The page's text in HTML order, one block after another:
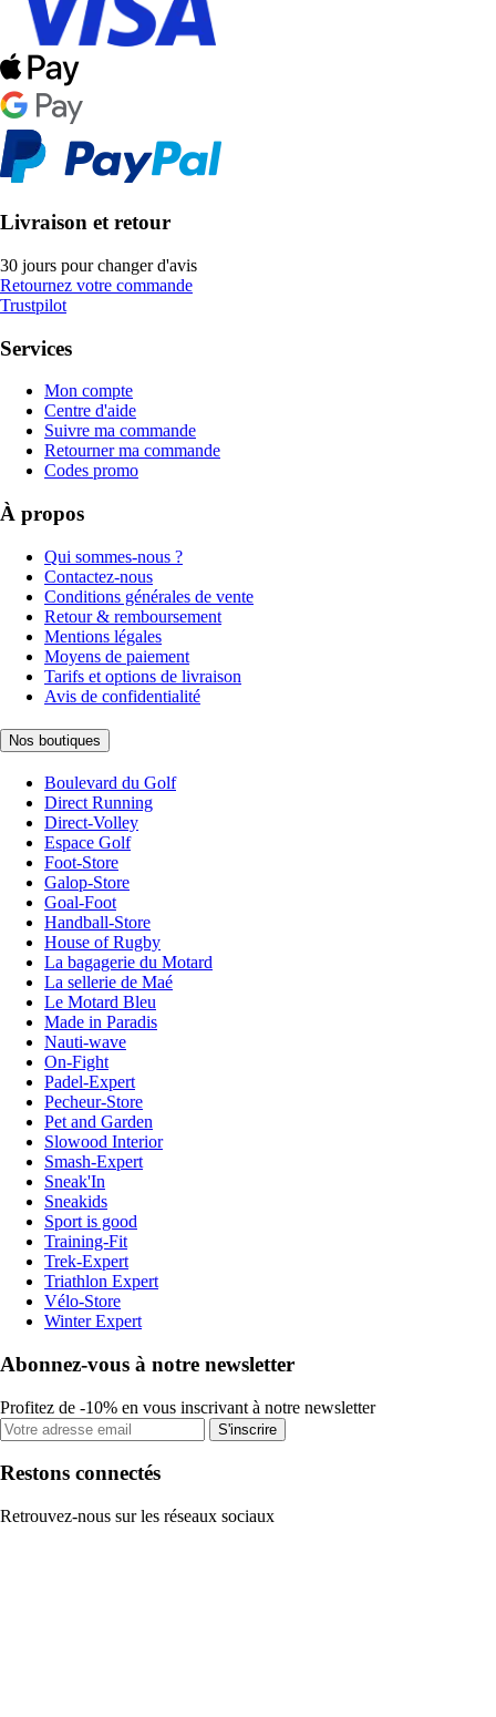
Livraison et retour
30 jours pour changer d'avis
Retournez votre commande
Trustpilot
Services
Mon compte
Centre d'aide
Suivre ma commande
Retourner ma commande
Codes promo
À propos
Qui sommes-nous ?
Contactez-nous
Conditions générales de vente
Retour & remboursement
Mentions légales
Moyens de paiement
Tarifs et options de livraison
Avis de confidentialité
Nos boutiques
Boulevard du Golf
Direct Running
Direct-Volley
Espace Golf
Foot-Store
Galop-Store
Goal-Foot
Handball-Store
House of Rugby
La bagagerie du Motard
La sellerie de Maé
Le Motard Bleu
Made in Paradis
Nauti-wave
On-Fight
Padel-Expert
Pecheur-Store
Pet and Garden
Slowood Interior
Smash-Expert
Sneak'In
Sneakids
Sport is good
Training-Fit
Trek-Expert
Triathlon Expert
Vélo-Store
Winter Expert
Abonnez-vous à notre newsletter
Profitez de -10% en vous inscrivant à notre newsletter
S'inscrire
Restons connectés
Retrouvez-nous sur les réseaux sociaux